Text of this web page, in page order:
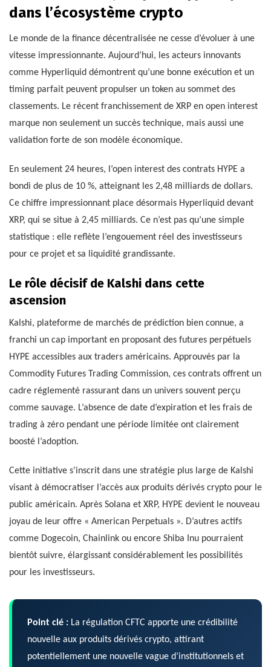
dans l’écosystème crypto
Le monde de la finance décentralisée ne cesse d’évoluer à une
vitesse impressionnante. Aujourd’hui, les acteurs innovants
comme Hyperliquid démontrent qu’une bonne exécution et un
timing parfait peuvent propulser un token au sommet des
classements. Le récent franchissement de XRP en open interest
marque non seulement un succès technique, mais aussi une
validation forte de son modèle économique.
En seulement 24 heures, l’open interest des contrats HYPE a
bondi de plus de 10 %, atteignant les 2,48 milliards de dollars.
Ce chiffre impressionnant place désormais Hyperliquid devant
XRP, qui se situe à 2,45 milliards. Ce n’est pas qu’une simple
statistique : elle reflète l’engouement réel des investisseurs
pour ce projet et sa liquidité grandissante.
Le rôle décisif de Kalshi dans cette
ascension
Kalshi, plateforme de marchés de prédiction bien connue, a
franchi un cap important en proposant des futures perpétuels
HYPE accessibles aux traders américains. Approuvés par la
Commodity Futures Trading Commission, ces contrats offrent un
cadre réglementé rassurant dans un univers souvent perçu
comme sauvage. L’absence de date d’expiration et les frais de
trading à zéro pendant une période limitée ont clairement
boosté l’adoption.
Cette initiative s’inscrit dans une stratégie plus large de Kalshi
visant à démocratiser l’accès aux produits dérivés crypto pour le
public américain. Après Solana et XRP, HYPE devient le nouveau
joyau de leur offre « American Perpetuals ». D’autres actifs
comme Dogecoin, Chainlink ou encore Shiba Inu pourraient
bientôt suivre, élargissant considérablement les possibilités
pour les investisseurs.
Point clé : La régulation CFTC apporte une crédibilité
nouvelle aux produits dérivés crypto, attirant
potentiellement une nouvelle vague d’institutionnels et